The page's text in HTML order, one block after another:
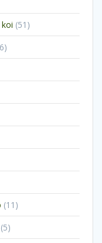
51 51
producten
6
producten
11 11
producten
55
producten